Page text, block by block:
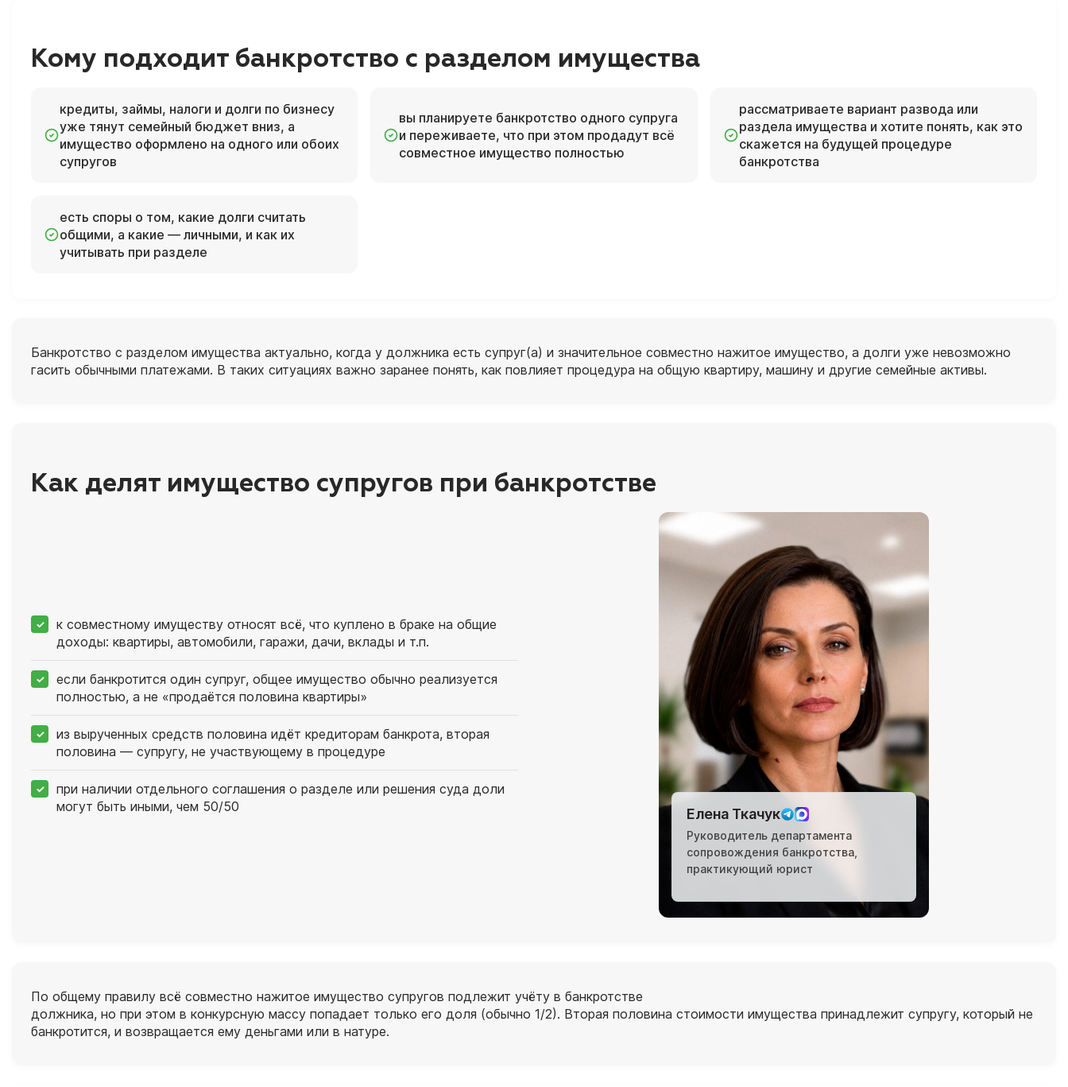
Кому подходит банкротство с разделом имущества
кредиты, займы, налоги и долги по бизнесу
уже тянут семейный бюджет вниз, а
имущество оформлено на одного или обоих
супругов
вы планируете банкротство одного супруга
и переживаете, что при этом продадут всё
совместное имущество полностью
рассматриваете вариант развода или
раздела имущества и хотите понять, как это
скажется на будущей процедуре
банкротства
есть споры о том, какие долги считать
общими, а какие — личными, и как их
учитывать при разделе
Банкротство с разделом имущества актуально, когда у должника есть супруг(а) и значительное совместно нажитое имущество, а долги уже невозможно
гасить обычными платежами. В таких ситуациях важно заранее понять, как повлияет процедура на общую квартиру, машину и другие семейные активы.
Как делят имущество супругов при банкротстве
к совместному имуществу относят всё, что куплено в браке на общие
доходы: квартиры, автомобили, гаражи, дачи, вклады и т.п.
если банкротится один супруг, общее имущество обычно реализуется
полностью, а не «продаётся половина квартиры»
из вырученных средств половина идёт кредиторам банкрота, вторая
половина — супругу, не участвующему в процедуре
при наличии отдельного соглашения о разделе или решения суда доли
могут быть иными, чем 50/50
Елена Ткачук
Руководитель департамента
сопровождения банкротства,
практикующий юрист
По общему правилу всё совместно нажитое имущество супругов подлежит учёту в банкротстве
должника, но при этом в конкурсную массу попадает только его доля (обычно 1/2). Вторая половина стоимости имущества принадлежит супругу, который не
банкротится, и возвращается ему деньгами или в натуре.